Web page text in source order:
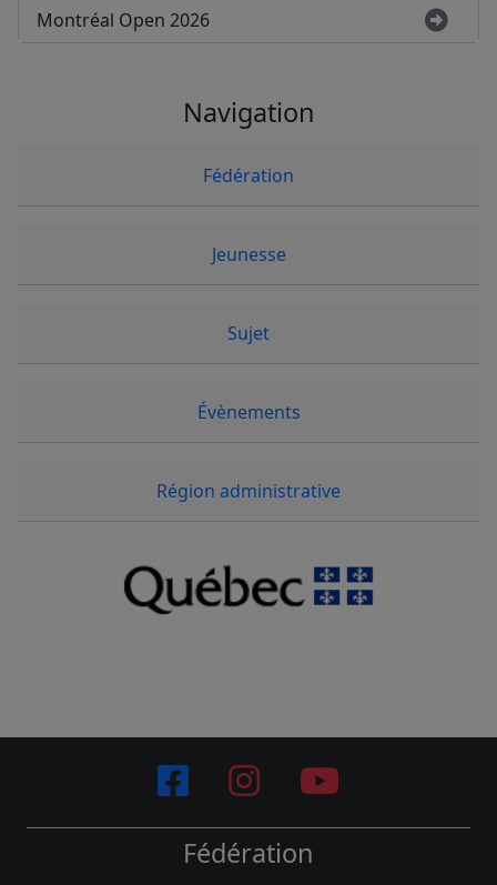
Montréal Open 2026
Navigation
Fédération
Jeunesse
Sujet
Évènements
Région administrative
Fédération